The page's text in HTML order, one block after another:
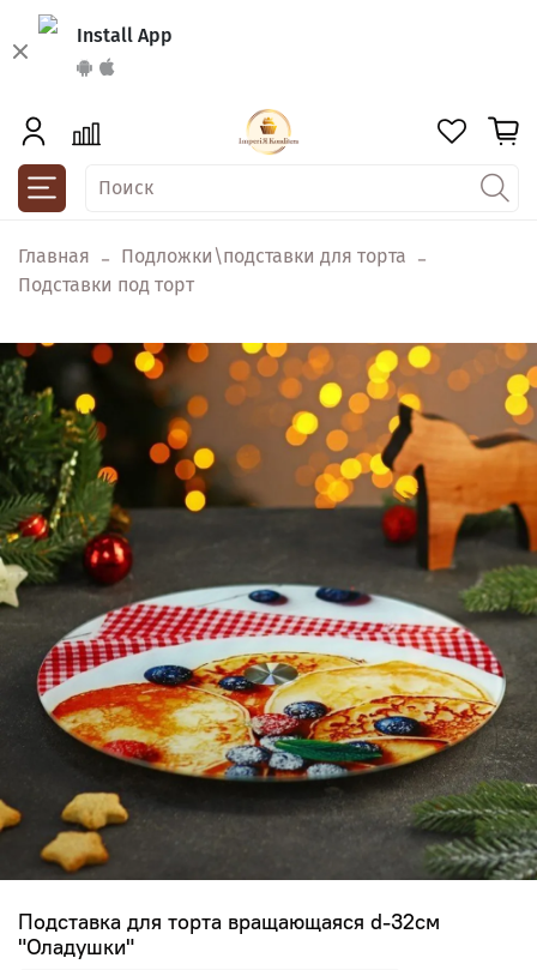
Install App
Главная
Подложки\подставки для торта
Подставки под торт
Подставка для торта вращающаяся d-32см
"Оладушки"